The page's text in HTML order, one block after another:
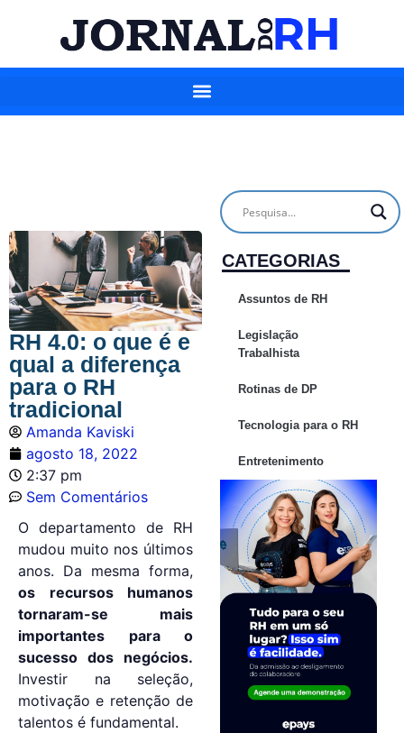
RH 4.0: o que é e
qual a diferença
para o RH
tradicional
Amanda Kaviski
agosto 18, 2022
2:37 pm
Sem Comentários
O departamento de RH
mudou muito nos últimos
anos. Da mesma forma,
os recursos humanos
tornaram-se mais
importantes para o
sucesso dos negócios.
Investir na seleção,
motivação e retenção de
talentos é fundamental.
CATEGORIAS
Assuntos de RH
Legislação
Trabalhista
Rotinas de DP
Tecnologia para o RH
Entretenimento